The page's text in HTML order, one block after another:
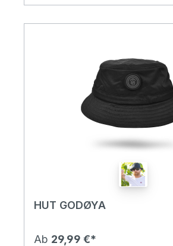
HUT GODØYA
Ab 29,99 €*